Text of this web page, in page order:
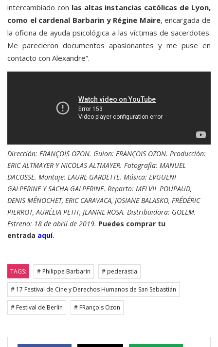
intercambiado con las altas instancias católicas de Lyon,
como el cardenal Barbarin y Régine Maire, encargada de
la oficina de ayuda psicológica a las víctimas de sacerdotes.
Me parecieron documentos apasionantes y me puse en
contacto con Alexandre”.
Dirección: FRANÇOIS OZON. Guion: FRANÇOIS OZON. Producción:
ERIC ALTMAYER Y NICOLAS ALTMAYER. Fotografía: MANUEL
DACOSSE. Montaje: LAURE GARDETTE. Música: EVGUENI
GALPERINE Y SACHA GALPERINE. Reparto: MELVIL POUPAUD,
DENIS MÉNOCHET, ERIC CARAVACA, JOSIANE BALASKO, FRÉDÉRIC
PIERROT, AURÉLIA PETIT, JEANNE ROSA. Distribuidora: GOLEM.
Estreno: 18 de abril de 2019. Puedes comprar tu
entrada aquí.
TAGS: # Philippe Barbarin # pederastia
# 17 Festival de Cine y Derechos Humanos de San Sebastián
# Festival de Berlín # FRançois Ozon